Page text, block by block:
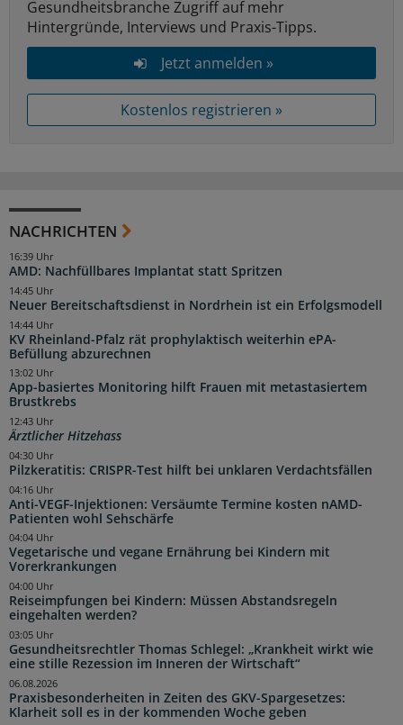
Gesundheitsbranche Zugriff auf mehr
Hintergründe, Interviews und Praxis-Tipps.
Jetzt anmelden »
Kostenlos registrieren »
NACHRICHTEN
AMD: Nachfüllbares Implantat statt Spritzen
16:39 Uhr
Neuer Bereitschaftsdienst in Nordrhein ist ein Erfolgsmodell
14:45 Uhr
KV Rheinland-Pfalz rät prophylaktisch weiterhin ePA-
Befüllung abzurechnen
14:44 Uhr
App-basiertes Monitoring hilft Frauen mit metastasiertem
Brustkrebs
13:02 Uhr
Ärztlicher Hitzehass
12:43 Uhr
Pilzkeratitis: CRISPR-Test hilft bei unklaren Verdachtsfällen
04:30 Uhr
Anti-VEGF-Injektionen: Versäumte Termine kosten nAMD-
Patienten wohl Sehschärfe
04:16 Uhr
Vegetarische und vegane Ernährung bei Kindern mit
Vorerkrankungen
04:04 Uhr
Reiseimpfungen bei Kindern: Müssen Abstandsregeln
eingehalten werden?
04:00 Uhr
Gesundheitsrechtler Thomas Schlegel: „Krankheit wirkt wie
eine stille Rezession im Inneren der Wirtschaft“
03:05 Uhr
Praxisbesonderheiten in Zeiten des GKV-Spargesetzes:
Klarheit soll es in der kommenden Woche geben
06.08.2026